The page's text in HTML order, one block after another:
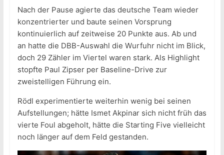
Nach der Pause agierte das deutsche Team wieder
konzentrierter und baute seinen Vorsprung
kontinuierlich auf zeitweise 20 Punkte aus. Ab und
an hatte die DBB-Auswahl die Wurfuhr nicht im Blick,
doch 29 Zähler im Viertel waren stark. Als Highlight
stopfte Paul Zipser per Baseline-Drive zur
zweistelligen Führung ein.
Rödl experimentierte weiterhin wenig bei seinen
Aufstellungen; hätte Ismet Akpinar sich nicht früh das
vierte Foul abgeholt, hätte die Starting Five vielleicht
noch länger auf dem Feld gestanden.